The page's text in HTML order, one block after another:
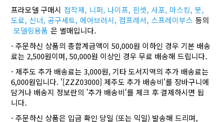
프라모델 구매시 접착제, 니퍼, 나이프, 핀셋, 사포, 마스킹, 붓,
도료, 신너, 공구세트, 에어브러시, 컴프레서, 스프레이부스 등의
모델링용품 은 별매입니다.
- 주문하신 상품의 총합계금액이 50,000원 이하인 경우 기본 배송
료는 2,500원이며, 50,000원 이상인 경우 무료 배송해 드립니다.
- 제주도 추가 배송료는 3,000원, 기타 도서지역의 추가 배송료는
6,000원입니다. '[ZZZ03000] 제주도 추가 배송비'를 장바구니에
담거나 배송지 정보란의 '추가 배송비'를 체크 후 결제하시면 됩
니다.
- 주문하신 상품은 입금 확인 당일 (또는 익일) 발송해 드리며,